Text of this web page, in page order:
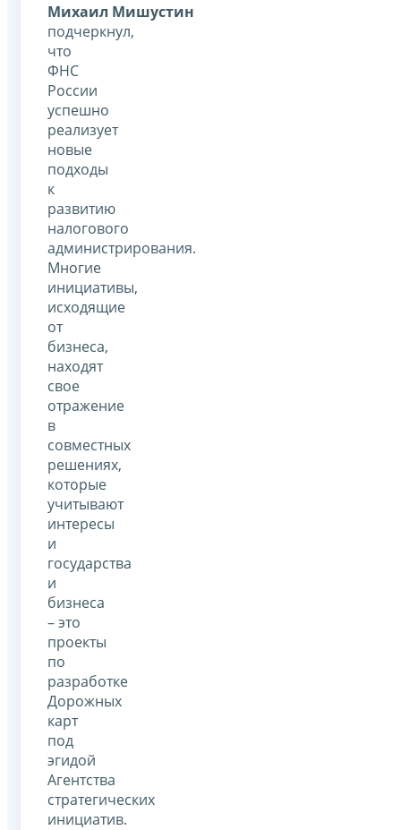
Михаил Мишустин
подчеркнул,
что
ФНС
России
успешно
реализует
новые
подходы
к
развитию
налогового
администрирования.
Многие
инициативы,
исходящие
от
бизнеса,
находят
свое
отражение
в
совместных
решениях,
которые
учитывают
интересы
и
государства
и
бизнеса
– это
проекты
по
разработке
Дорожных
карт
под
эгидой
Агентства
стратегических
инициатив.